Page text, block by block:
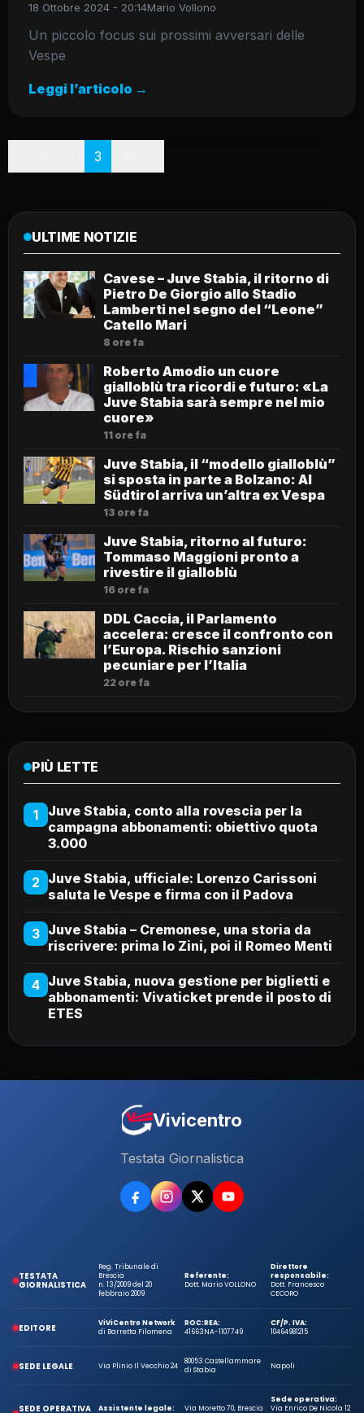
18 Ottobre 2024 - 20:14Mario Vollono
Un piccolo focus sui prossimi avversari delle
Vespe
Leggi l’articolo →
Paginazione
3
ULTIME NOTIZIE
Cavese – Juve Stabia, il ritorno di
Pietro De Giorgio allo Stadio
Lamberti nel segno del “Leone”
Catello Mari
8 ore fa
Roberto Amodio un cuore
gialloblù tra ricordi e futuro: «La
Juve Stabia sarà sempre nel mio
cuore»
11 ore fa
Juve Stabia, il “modello gialloblù”
si sposta in parte a Bolzano: Al
Südtirol arriva un’altra ex Vespa
13 ore fa
Juve Stabia, ritorno al futuro:
Tommaso Maggioni pronto a
rivestire il gialloblù
16 ore fa
DDL Caccia, il Parlamento
accelera: cresce il confronto con
l’Europa. Rischio sanzioni
pecuniare per l’Italia
22 ore fa
PIÙ LETTE
1
Juve Stabia, conto alla rovescia per la
campagna abbonamenti: obiettivo quota
3.000
2 Juve Stabia, ufficiale: Lorenzo Carissoni
saluta le Vespe e firma con il Padova
3 Juve Stabia – Cremonese, una storia da
riscrivere: prima lo Zini, poi il Romeo Menti
4 Juve Stabia, nuova gestione per biglietti e
abbonamenti: Vivaticket prende il posto di
ETES
Vivicentro
Testata Giornalistica
TESTATA
GIORNALISTICA
Reg. Tribunale di
Brescia
n. 13/2009 del 20
febbraio 2009
Referente:
Dott. Mario VOLLONO
Direttore
responsabile:
Dott. Francesco
CECORO
EDITORE
ViViCentro Network
di Barretta Filomena
ROC:
41663
REA:
NA-1107749
CF/P. IVA:
10464981215
SEDE LEGALE Via Plinio Il Vecchio 24
80053 Castellammare
di Stabia
Napoli
SEDE OPERATIVA
Assistente legale:
Via Moretto 70, Brescia
Sede operativa:
Via Enrico De Nicola 12